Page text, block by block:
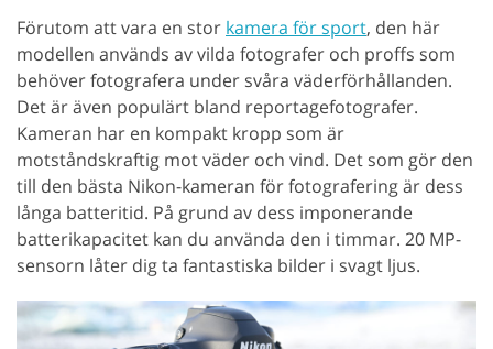
Förutom att vara en stor kamera för sport, den här
modellen används av vilda fotografer och proffs som
behöver fotografera under svåra väderförhållanden.
Det är även populärt bland reportagefotografer.
Kameran har en kompakt kropp som är
motståndskraftig mot väder och vind. Det som gör den
till den bästa Nikon-kameran för fotografering är dess
långa batteritid. På grund av dess imponerande
batterikapacitet kan du använda den i timmar. 20 MP-
sensorn låter dig ta fantastiska bilder i svagt ljus.